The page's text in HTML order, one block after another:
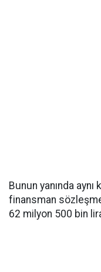
Bunun yanında
finansman
62 milyon 500 bin